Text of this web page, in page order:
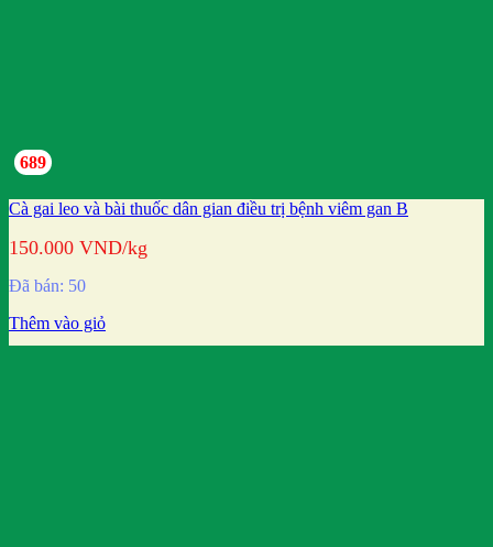
689
Cà gai leo và bài thuốc dân gian điều trị bệnh viêm gan B
150.000 VND/kg
Đã bán: 50
Thêm vào giỏ